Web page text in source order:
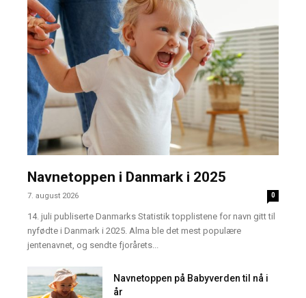
Navnetoppen i Danmark i 2025
7. august 2026 0
14. juli publiserte Danmarks Statistik topplistene for navn gitt til
nyfødte i Danmark i 2025. Alma ble det mest populære
jentenavnet, og sendte fjorårets...
Navnetoppen på Babyverden til nå i
år